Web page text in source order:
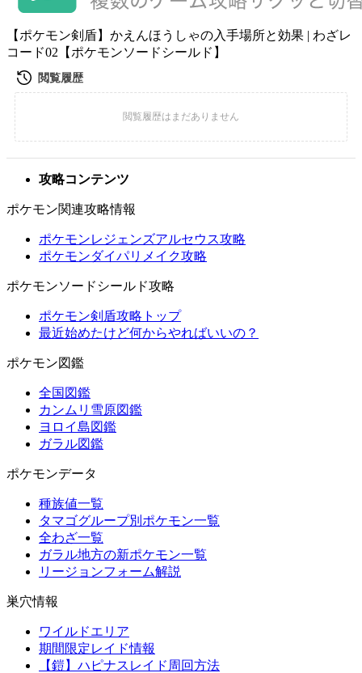
【ポケモン剣盾】かえんほうしゃの入手場所と効果 | わざレ
コード02【ポケモンソードシールド】
攻略コンテンツ
ポケモン関連攻略情報
ポケモンレジェンズアルセウス攻略
ポケモンダイパリメイク攻略
ポケモンソードシールド攻略
ポケモン剣盾攻略トップ
最近始めたけど何からやればいいの？
ポケモン図鑑
全国図鑑
カンムリ雪原図鑑
ヨロイ島図鑑
ガラル図鑑
ポケモンデータ
種族値一覧
タマゴグループ別ポケモン一覧
全わざ一覧
ガラル地方の新ポケモン一覧
リージョンフォーム解説
巣穴情報
ワイルドエリア
期間限定レイド情報
【鎧】ハピナスレイド周回方法